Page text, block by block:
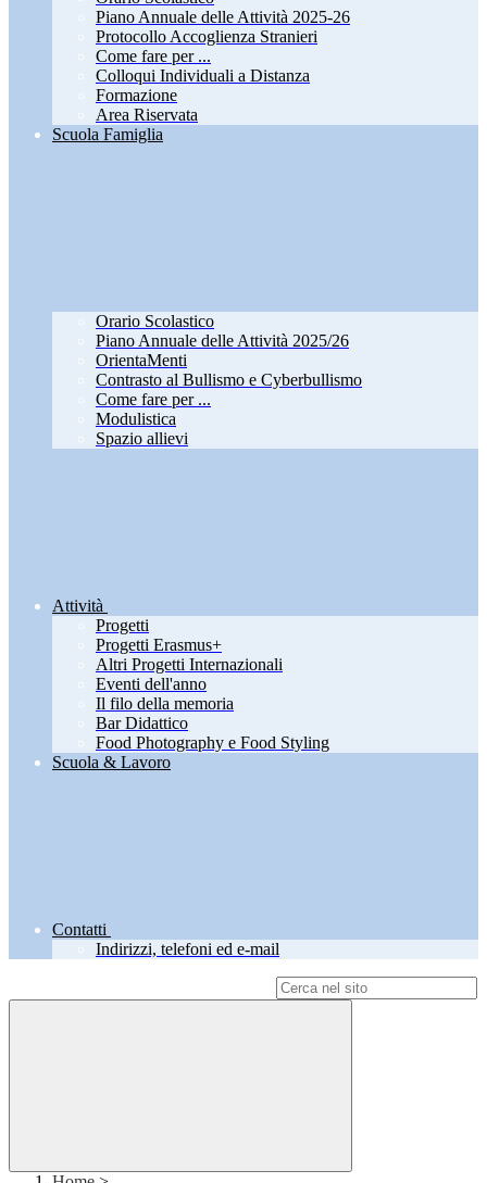
Piano Annuale delle Attività 2025-26
Protocollo Accoglienza Stranieri
Come fare per ...
Colloqui Individuali a Distanza
Formazione
Area Riservata
Scuola Famiglia
Orario Scolastico
Piano Annuale delle Attività 2025/26
OrientaMenti
Contrasto al Bullismo e Cyberbullismo
Come fare per ...
Modulistica
Spazio allievi
Attività
Progetti
Progetti Erasmus+
Altri Progetti Internazionali
Eventi dell'anno
Il filo della memoria
Bar Didattico
Food Photography e Food Styling
Scuola & Lavoro
Contatti
Indirizzi, telefoni ed e-mail